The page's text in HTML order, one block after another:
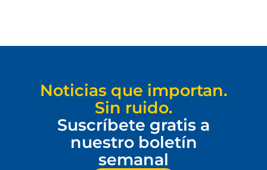
Noticias que importan.
Sin ruido.
Suscríbete gratis a
nuestro boletín
semanal